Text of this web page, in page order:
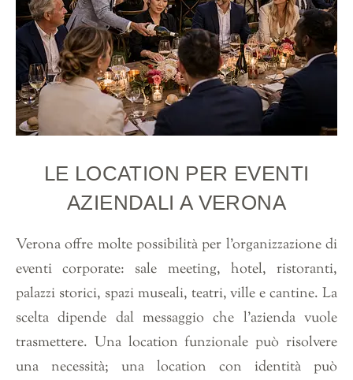
LE LOCATION PER EVENTI
AZIENDALI A VERONA
Verona offre molte possibilità per l’organizzazione di
eventi corporate: sale meeting, hotel, ristoranti,
palazzi storici, spazi museali, teatri, ville e cantine. La
scelta dipende dal messaggio che l’azienda vuole
trasmettere. Una location funzionale può risolvere
una necessità; una location con identità può